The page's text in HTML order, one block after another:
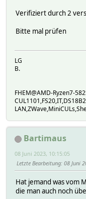
Verifiziert durch 2
Bitte mal prüfen
LG
B.
FHEM@AMD-Ryzen7-
Bartimaus
08 Juni 2023, 10:15:05
Letzte Bearbeitung: 08 Juni
Hat jemand was vom
die man auch noch